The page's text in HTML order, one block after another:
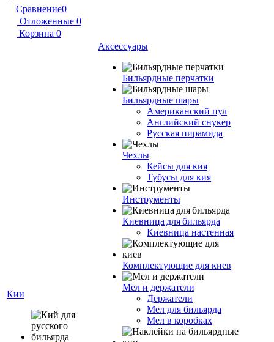
Сравнение0
Отложенные 0
Корзина 0
Кии
Аксессуары
Бильярдные перчатки
Бильярдные шары
Американский пул
Английский снукер
Русская пирамида
Чехлы
Кейсы для кия
Тубусы для кия
Инструменты
Киевница для бильярда
Киевница настенная
Комплектующие для киев
Мел и держатели
Держатели
Мел для бильярда
Мел в коробках